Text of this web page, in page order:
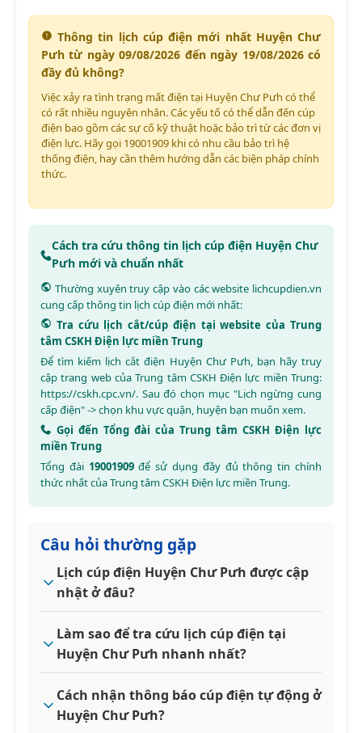
Thông tin lịch cúp điện mới nhất Huyện Chư
Pưh từ ngày 09/08/2026 đến ngày 19/08/2026 có
đầy đủ không?
Việc xảy ra tình trạng mất điện tại Huyện Chư Pưh có thể
có rất nhiều nguyên nhân. Các yếu tố có thể dẫn đến cúp
điện bao gồm các sự cố kỹ thuật hoặc bảo trì từ các đơn vị
điện lực. Hãy gọi 19001909 khi có nhu cầu bảo trì hệ
thống điện, hay cần thêm hướng dẫn các biện pháp chính
thức.
Cách tra cứu thông tin lịch cúp điện Huyện Chư
Pưh mới và chuẩn nhất
Thường xuyên truy cập vào các website lichcupdien.vn
cung cấp thông tin lịch cúp điện mới nhất:
Tra cứu lịch cắt/cúp điện tại website của Trung
tâm CSKH Điện lực miền Trung
Để tìm kiếm lịch cắt điện Huyện Chư Pưh, bạn hãy truy
cập trang web của Trung tâm CSKH Điện lực miền Trung:
https://cskh.cpc.vn/. Sau đó chọn mục "Lịch ngừng cung
cấp điện" -> chọn khu vực quận, huyện bạn muốn xem.
Gọi đến Tổng đài của Trung tâm CSKH Điện lực
miền Trung
Tổng đài 19001909để sử dụng đầy đủ thông tin chính
thức nhất của Trung tâm CSKH Điện lực miền Trung.
Câu hỏi thường gặp
Lịch cúp điện Huyện Chư Pưh được cập
nhật ở đâu?
Làm sao để tra cứu lịch cúp điện tại
Huyện Chư Pưh nhanh nhất?
Cách nhận thông báo cúp điện tự động ở
Huyện Chư Pưh?